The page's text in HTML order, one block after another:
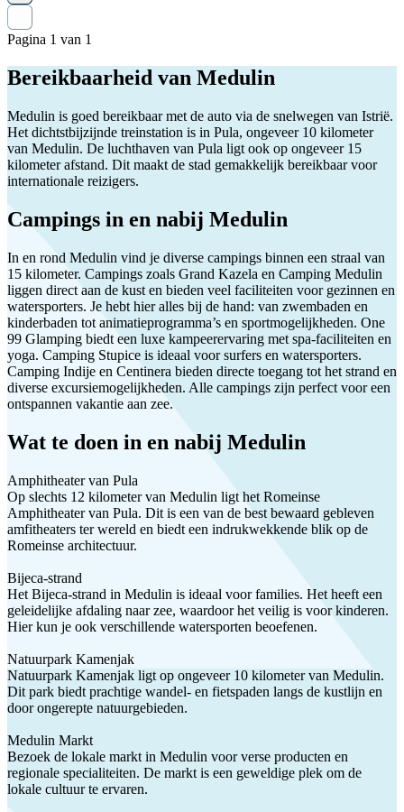
Pagina 1 van 1
Bereikbaarheid van Medulin
Medulin is goed bereikbaar met de auto via de snelwegen van Istrië.
Het dichtstbijzijnde treinstation is in Pula, ongeveer 10 kilometer
van Medulin. De luchthaven van Pula ligt ook op ongeveer 15
kilometer afstand. Dit maakt de stad gemakkelijk bereikbaar voor
internationale reizigers.
Campings in en nabij Medulin
In en rond Medulin vind je diverse campings binnen een straal van
15 kilometer. Campings zoals Grand Kazela en Camping Medulin
liggen direct aan de kust en bieden veel faciliteiten voor gezinnen en
watersporters. Je hebt hier alles bij de hand: van zwembaden en
kinderbaden tot animatieprogramma’s en sportmogelijkheden. One
99 Glamping biedt een luxe kampeerervaring met spa-faciliteiten en
yoga. Camping Stupice is ideaal voor surfers en watersporters.
Camping Indije en Centinera bieden directe toegang tot het strand en
diverse excursiemogelijkheden. Alle campings zijn perfect voor een
ontspannen vakantie aan zee.
Wat te doen in en nabij Medulin
Amphitheater van Pula
Op slechts 12 kilometer van Medulin ligt het Romeinse
Amphitheater van Pula. Dit is een van de best bewaard gebleven
amfitheaters ter wereld en biedt een indrukwekkende blik op de
Romeinse architectuur.
Bijeca-strand
Het Bijeca-strand in Medulin is ideaal voor families. Het heeft een
geleidelijke afdaling naar zee, waardoor het veilig is voor kinderen.
Hier kun je ook verschillende watersporten beoefenen.
Natuurpark Kamenjak
Natuurpark Kamenjak ligt op ongeveer 10 kilometer van Medulin.
Dit park biedt prachtige wandel- en fietspaden langs de kustlijn en
door ongerepte natuurgebieden.
Medulin Markt
Bezoek de lokale markt in Medulin voor verse producten en
regionale specialiteiten. De markt is een geweldige plek om de
lokale cultuur te ervaren.